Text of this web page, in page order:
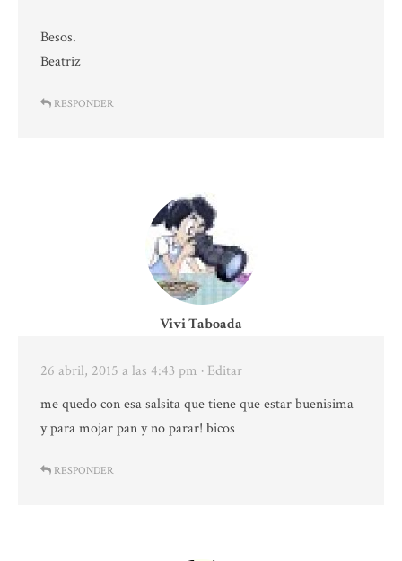
Besos.
Beatriz
RESPONDER
Vivi Taboada
26 abril, 2015 a las 4:43 pm · Editar
me quedo con esa salsita que tiene que estar buenisima
y para mojar pan y no parar! bicos
RESPONDER